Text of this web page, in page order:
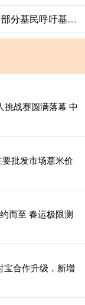
天龙配资 跳槽后业绩不佳，引起基民不满 部分基民呼吁基金经理“下课”
挑战赛圆满落幕 中
批发市场薏米价
而至 春运极限测
宝合作升级，新增